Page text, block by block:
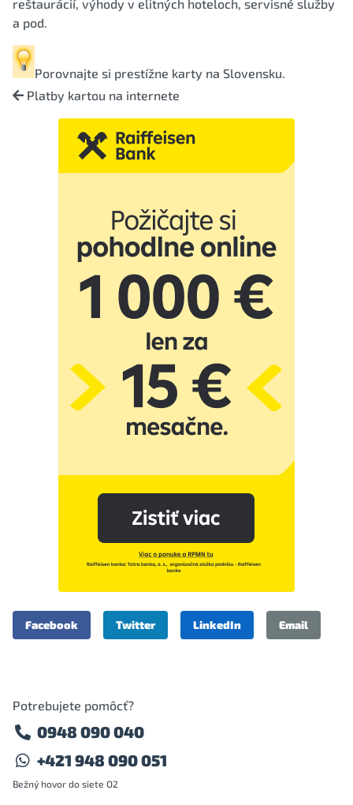
reštaurácií, výhody v elitných hoteloch, servisné služby
a pod.
Porovnajte si prestížne karty na Slovensku.
Platby kartou na internete
Facebook Twitter LinkedIn Email
Potrebujete pomôcť?
0948 090 040
+421 948 090 051
Bežný hovor do siete O2